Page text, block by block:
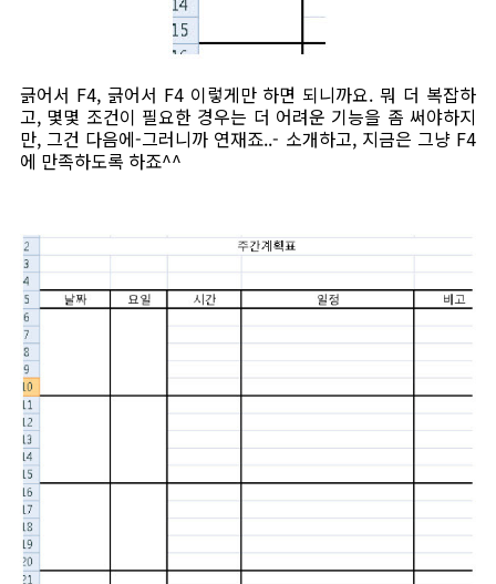
긁어서 F4, 긁어서 F4 이렇게만 하면 되니까요. 뭐 더 복잡하
고, 몇몇 조건이 필요한 경우는 더 어려운 기능을 좀 써야하지
만, 그건 다음에-그러니까 연재죠..- 소개하고, 지금은 그냥 F4
에 만족하도록 하죠^^